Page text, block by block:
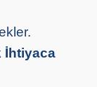
İhtiyaca